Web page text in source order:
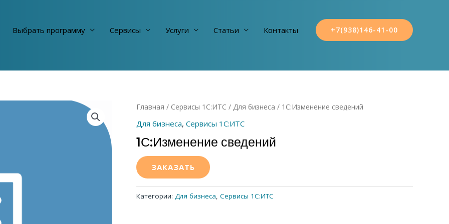
Выбрать программу Сервисы Услуги Cтатьи Контакты +7(938)146-41-00
Главная / Сервисы 1С:ИТС / Для бизнеса / 1С:Изменение сведений
Для бизнеса, Сервисы 1С:ИТС
1С:Изменение сведений
ЗАКАЗАТЬ
Категории: Для бизнеса, Сервисы 1С:ИТС